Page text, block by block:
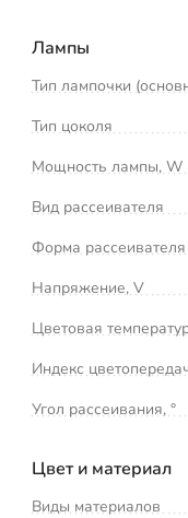
Лампы
Тип лампочки
Тип цоколя
Мощность лампы, W
Вид рассеивателя
Форма рассеивателя
Напряжение, V
Цветовая
Индекс
Угол рассеивания, °
Цвет и материал
Виды материалов